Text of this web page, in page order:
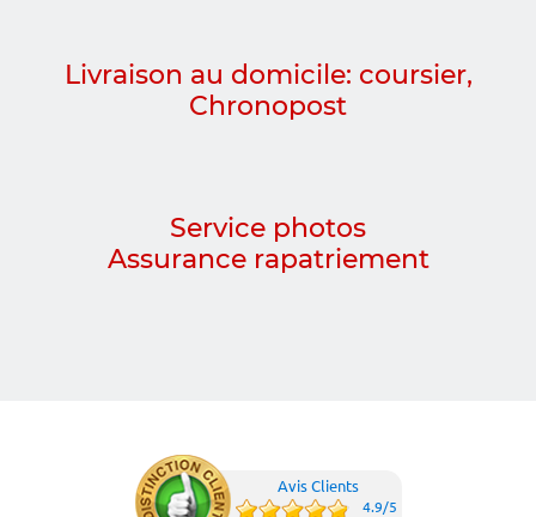
Livraison au domicile: coursier,
Chronopost
Service photos
Assurance rapatriement
Avis Clients
4.9/5